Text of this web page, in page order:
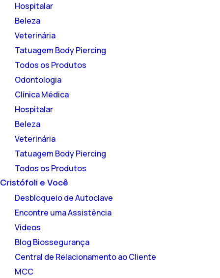
Hospitalar
Beleza
Veterinária
Tatuagem Body Piercing
Todos os Produtos
Odontologia
Clínica Médica
Hospitalar
Beleza
Veterinária
Tatuagem Body Piercing
Todos os Produtos
Cristófoli e Você
Desbloqueio de Autoclave
Encontre uma Assistência
Vídeos
Blog Biossegurança
Central de Relacionamento ao Cliente
MCC